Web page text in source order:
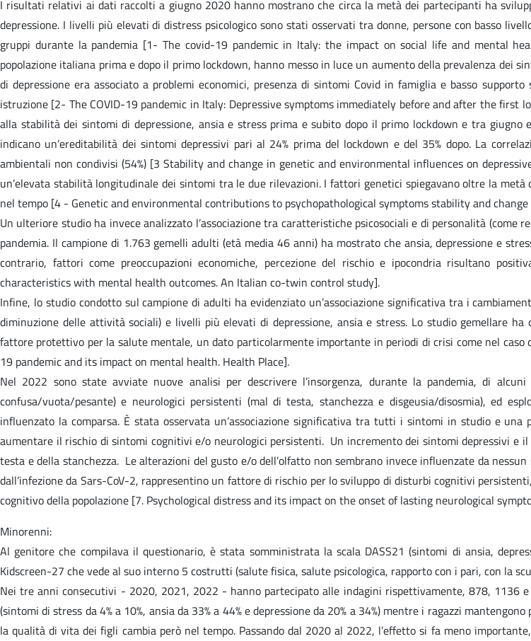
I risultati relativi ai dati raccolti a giugno 2020 hanno mostrano che circa la metà dei partecipanti ha
depressione. I livelli più elevati di distress psicologico sono stati osservati tra donne, persone con basso
gruppi durante la pandemia [1- The covid-19 pandemic in Italy: the impact on social life and mental
popolazione italiana prima e dopo il primo lockdown, hanno messo in luce un aumento della prevalenza dei
di depressione era associato a problemi economici, presenza di sintomi Covid in famiglia e basso
istruzione [2- The COVID-19 pandemic in Italy: Depressive symptoms immediately before and after the
alla stabilità dei sintomi di depressione, ansia e stress prima e subito dopo il primo lockdown e tra
indicano un’ereditabilità dei sintomi depressivi pari al 24% prima del lockdown e del 35% dopo. La
ambientali non condivisi (54%) [3 Stability and change in genetic and environmental influences on
un’elevata stabilità longitudinale dei sintomi tra le due rilevazioni. I fattori genetici spiegavano oltre la
nel tempo [4 - Genetic and environmental contributions to psychopathological symptoms stability and
Un ulteriore studio ha invece analizzato l’associazione tra caratteristiche psicosociali e di personalità
pandemia. Il campione di 1.763 gemelli adulti (età media 46 anni) ha mostrato che ansia, depressione e
contrario, fattori come preoccupazioni economiche, percezione del rischio e ipocondria risultano
characteristics with mental health outcomes. An Italian co-twin control study].
Infine, lo studio condotto sul campione di adulti ha evidenziato un’associazione significativa tra i
diminuzione delle attività sociali) e livelli più elevati di depressione, ansia e stress. Lo studio gemellare
fattore protettivo per la salute mentale, un dato particolarmente importante in periodi di crisi come nel caso
19 pandemic and its impact on mental health. Health Place].
Nel 2022 sono state avviate nuove analisi per descrivere l’insorgenza, durante la pandemia, di
confusa/vuota/pesante) e neurologici persistenti (mal di testa, stanchezza e disgeusia/disosmia), ed
influenzato la comparsa. È stata osservata un’associazione significativa tra tutti i sintomi in studio e
aumentare il rischio di sintomi cognitivi e/o neurologici persistenti. Un incremento dei sintomi depressivi e
testa e della stanchezza. Le alterazioni del gusto e/o dell’olfatto non sembrano invece influenzate da
dall’infezione da Sars-CoV-2, rappresentino un fattore di rischio per lo sviluppo di disturbi cognitivi
cognitivo della popolazione [7. Psychological distress and its impact on the onset of lasting neurological
Minorenni:
Al genitore che compilava il questionario, è stata somministrata la scala DASS21 (sintomi di ansia,
Kidscreen-27 che vede al suo interno 5 costrutti (salute fisica, salute psicologica, rapporto con i pari, con la
Nei tre anni consecutivi - 2020, 2021, 2022 - hanno partecipato alle indagini rispettivamente, 878,
(sintomi di stress da 4% a 10%, ansia da 33% a 44% e depressione da 20% a 34%) mentre i ragazzi
la qualità di vita dei figli cambia però nel tempo. Passando dal 2020 al 2022, l’effetto si fa meno